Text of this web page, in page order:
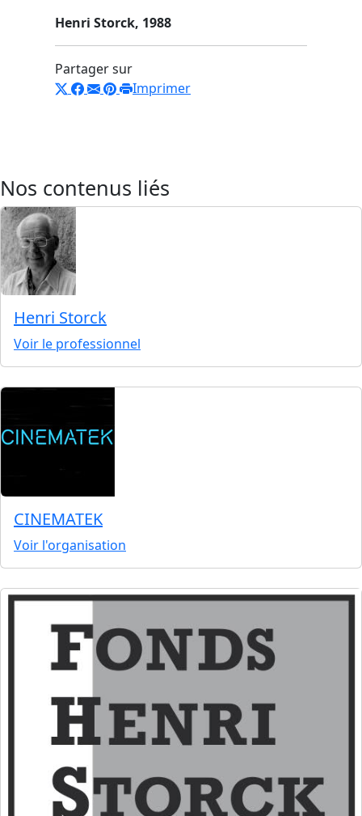
Henri Storck, 1988
Partager sur
Imprimer
Nos contenus liés
Henri Storck
Voir le professionnel
CINEMATEK
Voir l'organisation